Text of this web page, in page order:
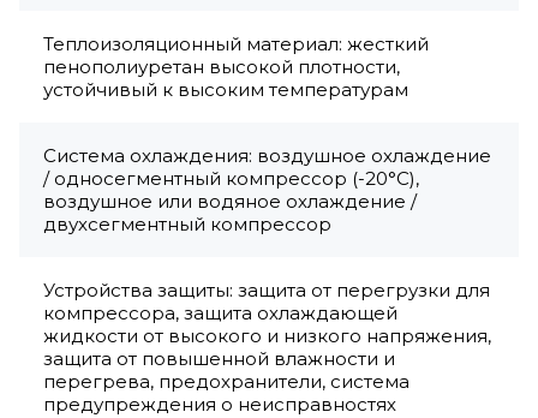
Теплоизоляционный материал: жесткий
пенополиуретан высокой плотности,
устойчивый к высоким температурам
Система охлаждения: воздушное охлаждение
/ односегментный компрессор (-20°C),
воздушное или водяное охлаждение /
двухсегментный компрессор
Устройства защиты: защита от перегрузки для
компрессора, защита охлаждающей
жидкости от высокого и низкого напряжения,
защита от повышенной влажности и
перегрева, предохранители, система
предупреждения о неисправностях